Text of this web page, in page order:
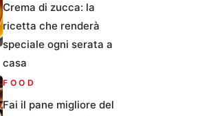
Crema di zucca: la
ricetta che renderà
speciale ogni serata a
casa
FOOD
Fai il pane migliore del